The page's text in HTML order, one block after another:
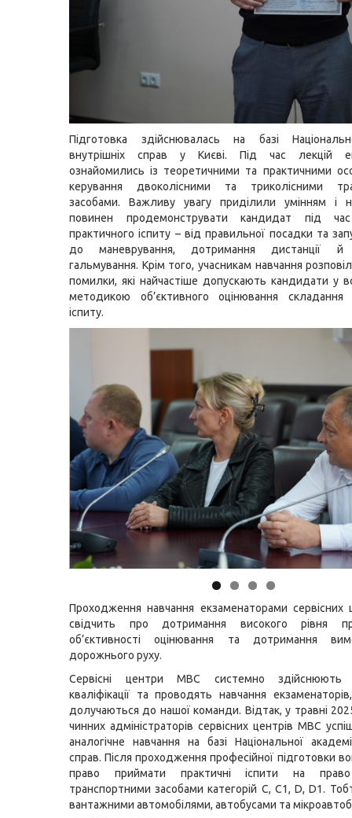
Підготовка здійснювалась на базі
внутрішніх справ у Києві. Під час лекцій
ознайомились із теоретичними та практичними
керування двоколісними та триколісними
засобами. Важливу увагу приділили умінням і
повинен продемонструвати кандидат під
практичного іспиту – від правильної посадки та
до маневрування, дотримання дистанції й
гальмування. Крім того, учасникам навчання
помилки, які найчастіше допускають кандидати у
методикою об’єктивного оцінювання складання
іспиту.
Проходження навчання екзаменаторами сервісних
свідчить про дотримання високого рівня
об’єктивності оцінювання та дотримання
дорожнього руху.
Сервісні центри МВС системно здійснюють
кваліфікації та проводять навчання
долучаються до нашої команди. Відтак, у травні
чинних адміністраторів сервісних центрів МВС
аналогічне навчання на базі Національної
справ. Після проходження професійної підготовки
право приймати практичні іспити на право
транспортними засобами категорій C, C1, D, D1.
вантажними автомобілями, автобусами та